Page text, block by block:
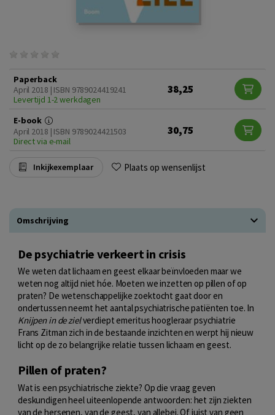
Paperback
April 2018 | ISBN 9789024419241
Levertijd 1-2 werkdagen
38,25
E-book
April 2018 | ISBN 9789024421503
Direct via e-mail
30,75
Inkijkexemplaar Plaats op wensenlijst
Omschrijving
De psychiatrie verkeert in crisis
We weten dat lichaam en geest elkaar beïnvloeden maar we
weten nog altijd niet hóe. Moeten we inzetten op pillen of op
praten? De wetenschappelijke zoektocht gaat door en
ondertussen neemt het aantal psychiatrische patiënten toe. In
Knijpen in de zielverdiept emeritus hoogleraar psychiatrie
Frans Zitman zich in de bestaande inzichten en werpt hij nieuw
licht op de zo belangrijke relatie tussen lichaam en geest.
Pillen of praten?
Wat is een psychiatrische ziekte? Op die vraag geven
deskundigen heel uiteenlopende antwoorden: het zijn ziekten
van de hersenen, van de geest, van allebei. Of juist van geen